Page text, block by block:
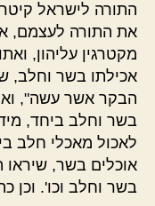
התורה לישראל
את התורה לעצמם,
מקטרגין עליהון,
אכילתו בשר וחלב,
הבקר אשר עשה",
בשר וחלב ביחד,
לאכול מאכלי חלב
אוכלים בשר, שיראו
בשר וחלב וכו'. וכן